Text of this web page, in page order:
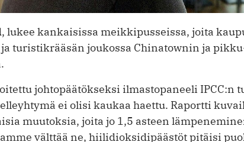
lukee kankaisissa meikkipusseissa, joita
turistikrääsän joukossa Chinatownin ja
johtopäätökseksi ilmastopaneeli IPCC:n
ei olisi kaukaa haettu. Raportti
muutoksia, joita jo 1,5 asteen
välttää ne, hiilidioksidipäästöt pitäisi